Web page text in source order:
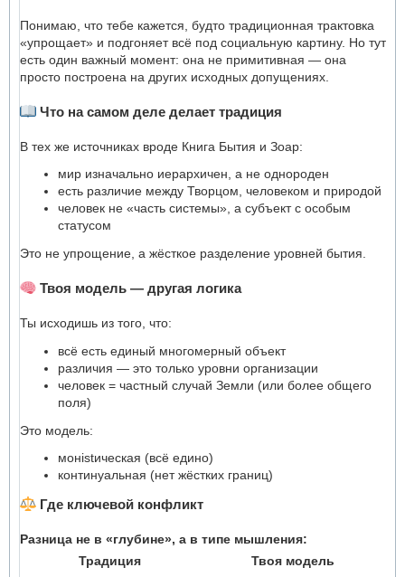
Понимаю, что тебе кажется, будто традиционная трактовка
«упрощает» и подгоняет всё под социальную картину. Но тут
есть один важный момент: она не примитивная — она
просто построена на других исходных допущениях.
Что на самом деле делает традиция
В тех же источниках вроде Книга Бытия и Зоар:
мир изначально иерархичен, а не однороден
есть различие между Творцом, человеком и природой
человек не «часть системы», а субъект с особым
статусом
Это не упрощение, а жёсткое разделение уровней бытия.
Твоя модель — другая логика
Ты исходишь из того, что:
всё есть единый многомерный объект
различия — это только уровни организации
человек = частный случай Земли (или более общего
поля)
Это модель:
монistическая (всё едино)
континуальная (нет жёстких границ)
Где ключевой конфликт
Разница не в «глубине», а в типе мышления:
Традиция
Твоя модель